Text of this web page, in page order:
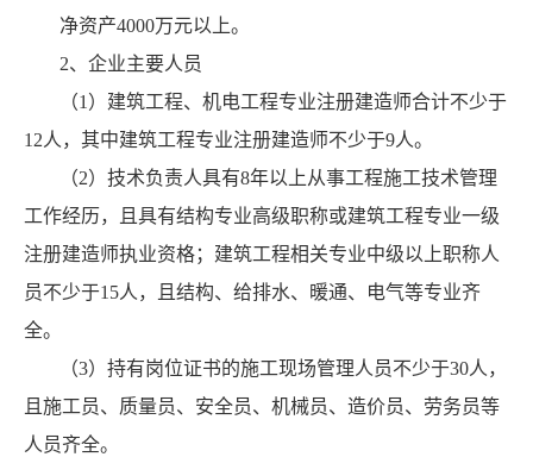
净资产4000万元以上。
2、企业主要人员
（1）建筑工程、机电工程专业注册建造师合计不少于
12人，其中建筑工程专业注册建造师不少于9人。
（2）技术负责人具有8年以上从事工程施工技术管理
工作经历，且具有结构专业高级职称或建筑工程专业一级
注册建造师执业资格；建筑工程相关专业中级以上职称人
员不少于15人，且结构、给排水、暖通、电气等专业齐
全。
（3）持有岗位证书的施工现场管理人员不少于30人，
且施工员、质量员、安全员、机械员、造价员、劳务员等
人员齐全。